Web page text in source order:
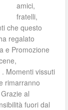
amici,
fratelli,
che questo
regalato
e Promozione
Momenti vissuti
rimarranno
al
fuori dal